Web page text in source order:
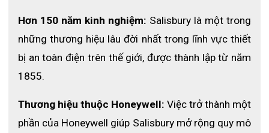
hầu như mọi thứ, từ các dụng cụ đến các bộ Thiết bị Bảo vệ Cá
nhân (PPE). Các ngăn được gia cố chuyên dụng có nắp đậy nằm
ở cả hai bên và các khe được thiết kế đặc biệt để giữ các dụng
cụ ở đúng vị trí. Ba lô thậm chí có thể chứa tất cả bộ SK11:
quần áo, mũ trùm đầu, mũ cứng.
nước, chất liệu vải chắc chắn, chống chịu lực cơ học cao. Túi có
kích thước 35,5cm x 20cm x 46cm ( dài x rộng x cao )
Hơn 150 năm kinh nghiệm: Salisbury là một trong
những thương hiệu lâu đời nhất trong lĩnh vực thiết
bị an toàn điện trên thế giới, được thành lập từ năm
1855.
Thương hiệu thuộc Honeywell: Việc trở thành một
phần của Honeywell giúp Salisbury mở rộng quy mô